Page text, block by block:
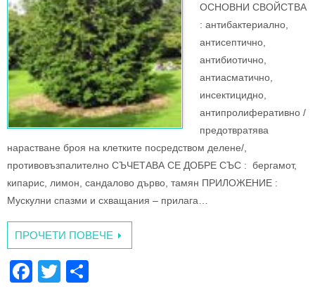
ОСНОВНИ СВОЙСТВА
: антибактериално,
антисептично,
антибиотично,
антиасматично,
инсектицидно,
антипролиферативно /
предотвратява
нарастване броя на клетките посредством делене/,
противовъзпалително СЪЧЕТАВА СЕ ДОБРЕ СЪС : бергамот,
кипарис, лимон, сандалово дърво, тамян ПРИЛОЖЕНИЕ :
Мускулни спазми и схващания – прилага…
ПРОЧЕТИ ПОВЕЧЕ
F
T